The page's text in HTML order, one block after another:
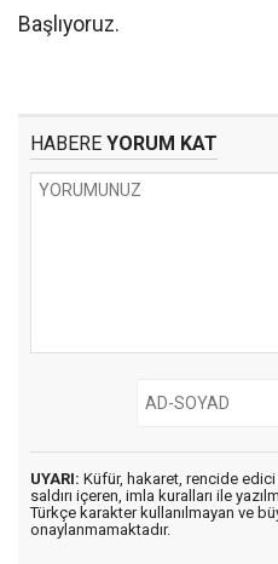
Başlıyoruz.
HABERE YORUM KAT
UYARI: Küfür, hakaret, rencide
saldırı içeren, imla kuralları ile
Türkçe karakter kullanılmayan ve
onaylanmamaktadır.